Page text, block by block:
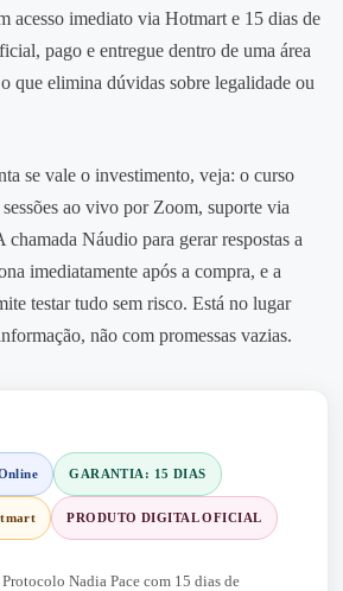
acesso imediato via Hotmart e 15 dias de
pago e entregue dentro de uma área
que elimina dúvidas sobre legalidade ou
se vale o investimento, veja: o curso
ao vivo por Zoom, suporte via
Náudio para gerar respostas a
imediatamente após a compra, e a
testar tudo sem risco. Está no lugar
não com promessas vazias.
GARANTIA: 15 DIAS
PRODUTO DIGITAL OFICIAL
Protocolo Nadia Pace com 15 dias de